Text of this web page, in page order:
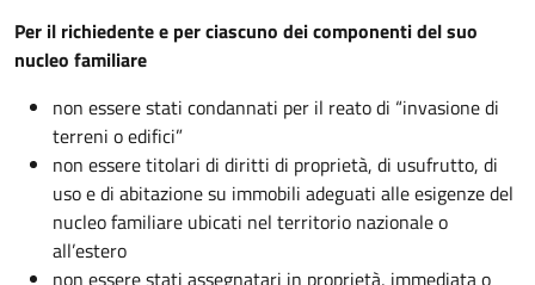
Per il richiedente e per ciascuno dei componenti del suo
nucleo familiare
non essere stati condannati per il reato di “invasione di
terreni o edifici”
non essere titolari di diritti di proprietà, di usufrutto, di
uso e di abitazione su immobili adeguati alle esigenze del
nucleo familiare ubicati nel territorio nazionale o
all’estero
non essere stati assegnatari in proprietà, immediata o